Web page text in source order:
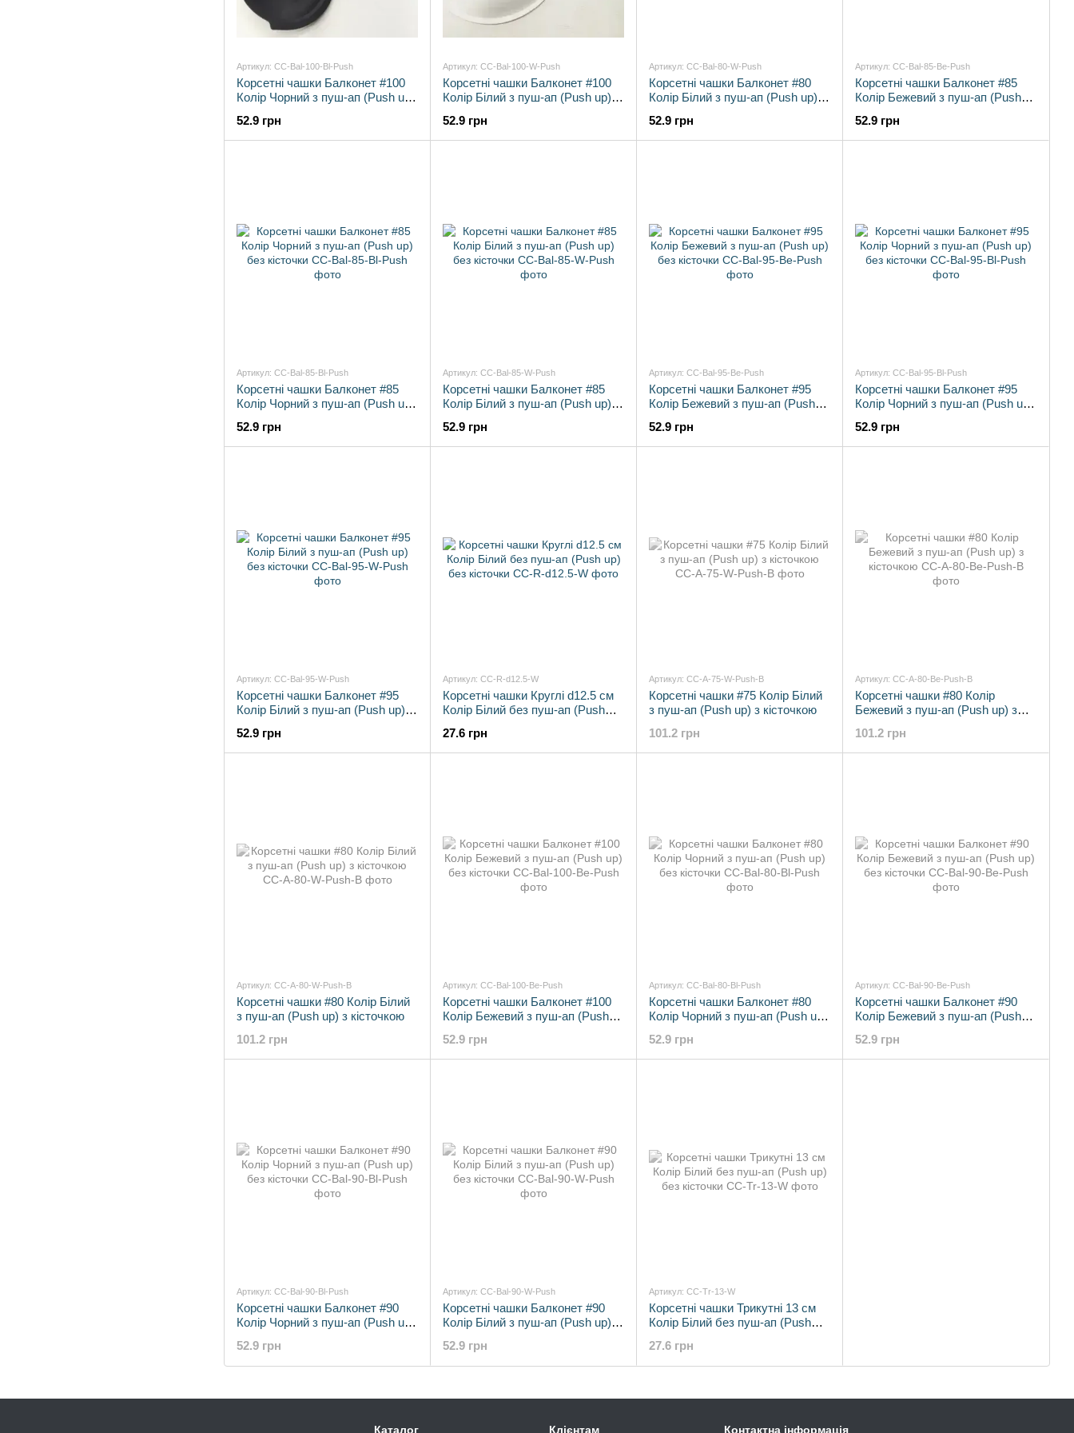
Артикул: CC-Bal-100-Bl-Push
Корсетні чашки Балконет #100
Колір Чорний з пуш-ап (Push up)
52.9 грн
Артикул: CC-Bal-100-W-Push
Корсетні чашки Балконет #100
Колір Білий з пуш-ап (Push up)
52.9 грн
Артикул: CC-Bal-80-W-Push
Корсетні чашки Балконет #80
Колір Білий з пуш-ап (Push up)
52.9 грн
Артикул: CC-Bal-85-Be-Push
Корсетні чашки Балконет #85
Колір Бежевий з пуш-ап (Push
52.9 грн
Артикул: CC-Bal-85-Bl-Push
Корсетні чашки Балконет #85
Колір Чорний з пуш-ап (Push up)
52.9 грн
Артикул: CC-Bal-85-W-Push
Корсетні чашки Балконет #85
Колір Білий з пуш-ап (Push up)
52.9 грн
Артикул: CC-Bal-95-Be-Push
Корсетні чашки Балконет #95
Колір Бежевий з пуш-ап (Push
52.9 грн
Артикул: CC-Bal-95-Bl-Push
Корсетні чашки Балконет #95
Колір Чорний з пуш-ап (Push up)
52.9 грн
Артикул: CC-Bal-95-W-Push
Корсетні чашки Балконет #95
Колір Білий з пуш-ап (Push up)
52.9 грн
Артикул: CC-R-d12.5-W
Корсетні чашки Круглі d12.5 см
Колір Білий без пуш-ап (Push
27.6 грн
Артикул: CC-A-75-W-Push-B
Корсетні чашки #75 Колір Білий
з пуш-ап (Push up) з кісточкою
101.2 грн
Артикул: CC-A-80-Be-Push-B
Корсетні чашки #80 Колір
Бежевий з пуш-ап (Push up) з
101.2 грн
Артикул: CC-A-80-W-Push-B
Корсетні чашки #80 Колір Білий
з пуш-ап (Push up) з кісточкою
101.2 грн
Артикул: CC-Bal-100-Be-Push
Корсетні чашки Балконет #100
Колір Бежевий з пуш-ап (Push
52.9 грн
Артикул: CC-Bal-80-Bl-Push
Корсетні чашки Балконет #80
Колір Чорний з пуш-ап (Push up)
52.9 грн
Артикул: CC-Bal-90-Be-Push
Корсетні чашки Балконет #90
Колір Бежевий з пуш-ап (Push
52.9 грн
Артикул: CC-Bal-90-Bl-Push
Корсетні чашки Балконет #90
Колір Чорний з пуш-ап (Push up)
52.9 грн
Артикул: CC-Bal-90-W-Push
Корсетні чашки Балконет #90
Колір Білий з пуш-ап (Push up)
52.9 грн
Артикул: CC-Tr-13-W
Корсетні чашки Трикутні 13 см
Колір Білий без пуш-ап (Push
27.6 грн
Каталог Клієнтам Контактна інформація